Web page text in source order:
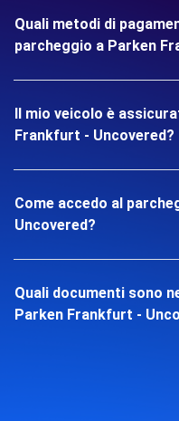
Quali metodi di
parcheggio a Parken
Il mio veicolo è
Frankfurt - Uncovered?
Come accedo al
Uncovered?
Quali documenti sono
Parken Frankfurt -